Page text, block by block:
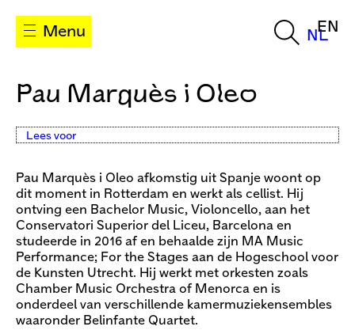
Menu NL
EN
Pau Marquès i Oleo
Lees voor
Pau Marquès i Oleo afkomstig uit Spanje woont op
dit moment in Rotterdam en werkt als cellist. Hij
ontving een Bachelor Music, Violoncello, aan het
Conservatori Superior del Liceu, Barcelona en
studeerde in 2016 af en behaalde zijn MA Music
Performance; For the Stages aan de Hogeschool voor
de Kunsten Utrecht. Hij werkt met orkesten zoals
Chamber Music Orchestra of Menorca en is
onderdeel van verschillende kamermuziekensembles
waaronder Belinfante Quartet.